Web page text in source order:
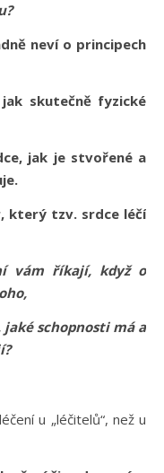
neví o principech
skutečně fyzické
jak je stvořené a
který tzv. srdce léčí
vám říkají, když o
schopnosti má a
u „léčitelů“, než u